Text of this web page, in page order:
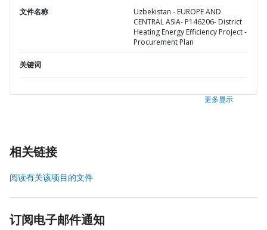
文件名称
Uzbekistan - EUROPE AND
CENTRAL ASIA- P146206- District
Heating Energy Efficiency Project -
Procurement Plan
关键词
更多显示
相关链接
阅读有关该项目的文件
订阅电子邮件通知